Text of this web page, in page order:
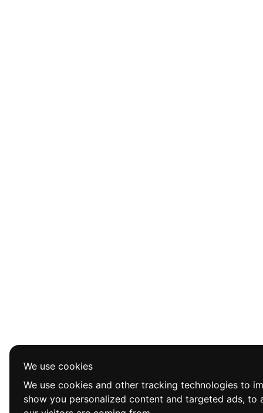
We use cookies
We use cookies and other tracking technologies to
show you personalized content and targeted ads,